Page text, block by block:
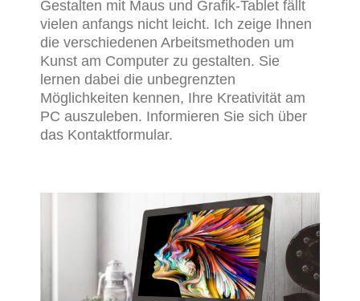
Gestalten mit Maus und Grafik-Tablet fällt
vielen anfangs nicht leicht. Ich zeige Ihnen
die verschiedenen Arbeitsmethoden um
Kunst am Computer zu gestalten. Sie
lernen dabei die unbegrenzten
Möglichkeiten kennen, Ihre Kreativität am
PC auszuleben. Informieren Sie sich über
das Kontaktformular.